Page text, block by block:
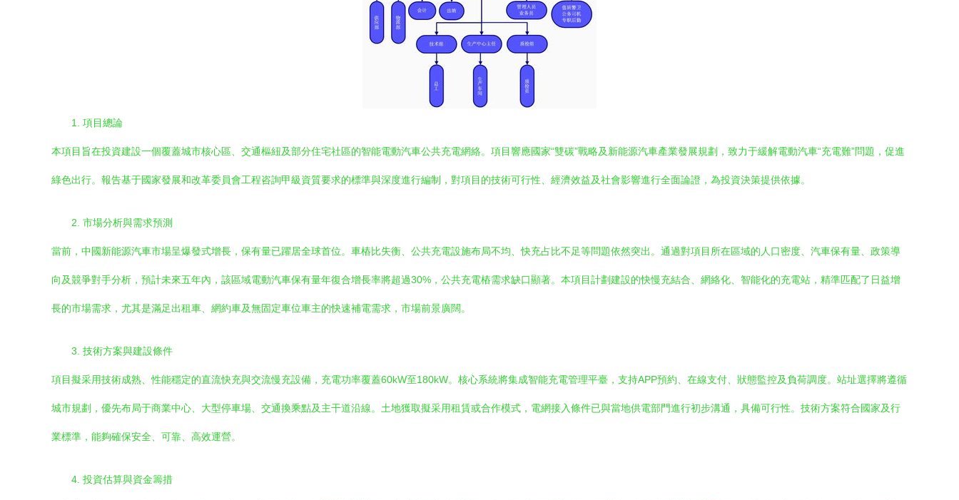
1. 項目總論
本項目旨在投資建設一個覆蓋城市核心區、交通樞紐及部分住宅社區的智能電動汽車公共充電網絡。項目響應國家“雙碳”戰略及新能源汽車產業發展規劃，致力于緩解電動汽車“充電難”問題，促進
綠色出行。報告基于國家發展和改革委員會工程咨詢甲級資質要求的標準與深度進行編制，對項目的技術可行性、經濟效益及社會影響進行全面論證，為投資決策提供依據。
2. 市場分析與需求預測
當前，中國新能源汽車市場呈爆發式增長，保有量已躍居全球首位。車樁比失衡、公共充電設施布局不均、快充占比不足等問題依然突出。通過對項目所在區域的人口密度、汽車保有量、政策導
向及競爭對手分析，預計未來五年內，該區域電動汽車保有量年復合增長率將超過30%，公共充電樁需求缺口顯著。本項目計劃建設的快慢充結合、網絡化、智能化的充電站，精準匹配了日益增
長的市場需求，尤其是滿足出租車、網約車及無固定車位車主的快速補電需求，市場前景廣闊。
3. 技術方案與建設條件
項目擬采用技術成熟、性能穩定的直流快充與交流慢充設備，充電功率覆蓋60kW至180kW。核心系統將集成智能充電管理平臺，支持APP預約、在線支付、狀態監控及負荷調度。站址選擇將遵循
城市規劃，優先布局于商業中心、大型停車場、交通換乘點及主干道沿線。土地獲取擬采用租賃或合作模式，電網接入條件已與當地供電部門進行初步溝通，具備可行性。技術方案符合國家及行
業標準，能夠確保安全、可靠、高效運營。
4. 投資估算與資金籌措